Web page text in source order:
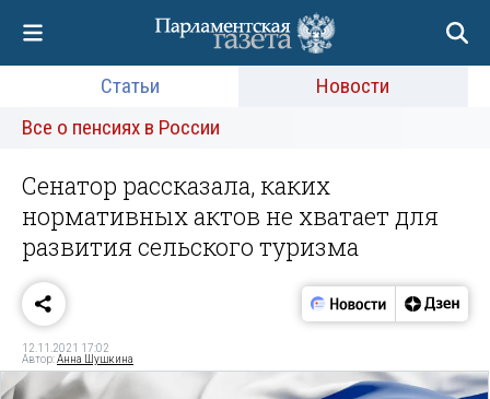
Статьи
Новости
Все о пенсиях в России
Сенатор рассказала, каких
нормативных актов не хватает для
развития сельского туризма
12.11.2021 17:02
Автор:Анна Шушкина